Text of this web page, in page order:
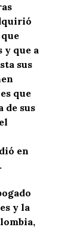
y que a
sus
que
de sus
en
y la